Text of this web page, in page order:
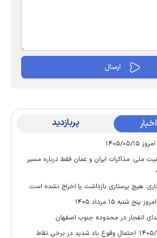
پربازدید
۰۵/۱۵
ملی: مذاکرات ایران و عمان فقط درباره مسیر
هیچ پرستاری بازداشت یا اخراج نشده است
شنبه ۱۵ مرداد ۱۴۰۵
انفجار در محدوده جنوب اصفهان
هواشناسی ۱۴۰۵/۰۵/۱۵؛ احتمال وقوع باد شدید در برخی نقاط